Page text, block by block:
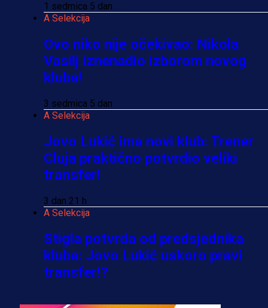
1 sedmica 5 dan
A Selekcija
Ovo niko nije očekivao: Nikola
Vasilj iznenadio izborom novog
kluba!
3 sedmica 5 dan
A Selekcija
Jovo Lukić ima novi klub: Trener
Cluja praktično potvrdio veliki
transfer!
3 dan 21 h
A Selekcija
Stigla potvrda od predsjednika
kluba: Jovo Lukić uskoro pravi
transfer!?